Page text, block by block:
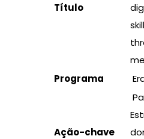
Título
Programa
Ação-chave